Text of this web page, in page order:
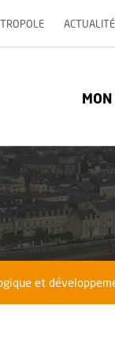
Métropole -
et